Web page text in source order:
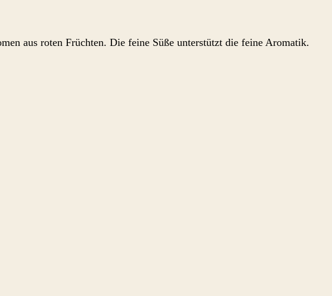
aus roten Früchten. Die feine Süße unterstützt die feine Aromatik.